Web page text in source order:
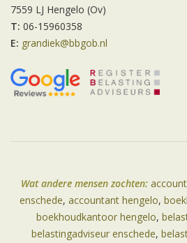
7559 LJ Hengelo (Ov)
T: 06-15960358
E: grandiek@bbgob.nl
Wat andere mensen zochten:
enschede, accountant hengelo,
boekhoudkantoor hengelo,
belastingadviseur enschede,